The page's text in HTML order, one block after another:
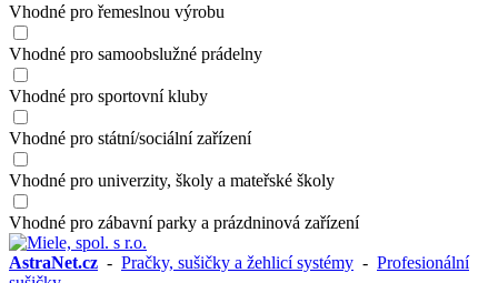
Vhodné pro řemeslnou výrobu
Vhodné pro samoobslužné prádelny
Vhodné pro sportovní kluby
Vhodné pro státní/sociální zařízení
Vhodné pro univerzity, školy a mateřské školy
Vhodné pro zábavní parky a prázdninová zařízení
AstraNet.cz - Pračky, sušičky a žehlicí systémy - Profesionální